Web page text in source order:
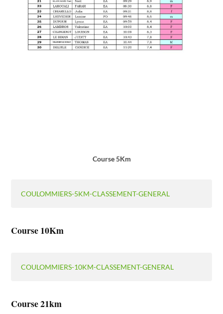
Course 5Km
COULOMMIERS-5KM-CLASSEMENT-GENERAL
Course 10Km
COULOMMIERS-10KM-CLASSEMENT-GENERAL
Course 21km